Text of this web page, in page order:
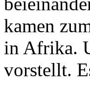
kamen
in Afrika.
vorstellt.